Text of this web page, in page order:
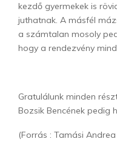
kezdő gyermekek is
juthatnak. A másfél
a számtalan mosoly
hogy a rendezvény
Gratulálunk minden
Bozsik Bencének pedig
(Forrás : Tamási Andrea